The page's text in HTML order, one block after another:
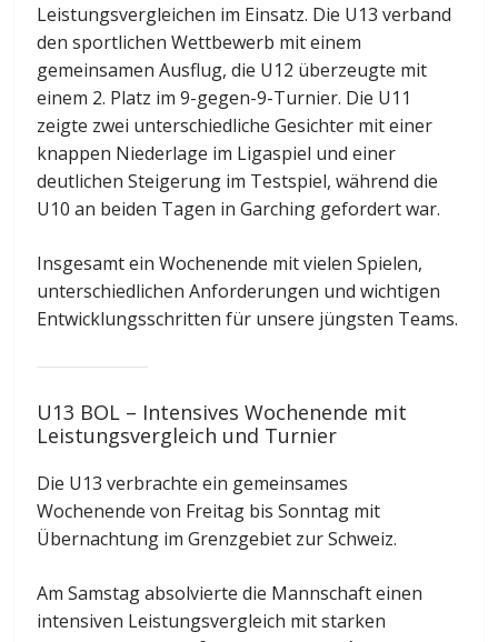
Leistungsvergleichen im Einsatz. Die U13 verband
den sportlichen Wettbewerb mit einem
gemeinsamen Ausflug, die U12 überzeugte mit
einem 2. Platz im 9-gegen-9-Turnier. Die U11
zeigte zwei unterschiedliche Gesichter mit einer
knappen Niederlage im Ligaspiel und einer
deutlichen Steigerung im Testspiel, während die
U10 an beiden Tagen in Garching gefordert war.
Insgesamt ein Wochenende mit vielen Spielen,
unterschiedlichen Anforderungen und wichtigen
Entwicklungsschritten für unsere jüngsten Teams.
U13 BOL – Intensives Wochenende mit
Leistungsvergleich und Turnier
Die U13 verbrachte ein gemeinsames
Wochenende von Freitag bis Sonntag mit
Übernachtung im Grenzgebiet zur Schweiz.
Am Samstag absolvierte die Mannschaft einen
intensiven Leistungsvergleich mit starken